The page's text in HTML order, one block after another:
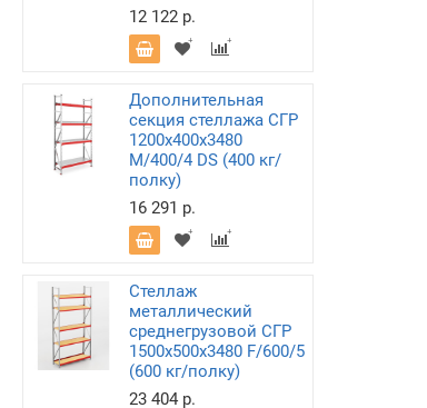
12 122 р.
Дополнительная
секция стеллажа СГР
1200х400х3480
M/400/4 DS (400 кг/
полку)
16 291 р.
Стеллаж
металлический
среднегрузовой СГР
1500х500х3480 F/600/5
(600 кг/полку)
23 404 р.